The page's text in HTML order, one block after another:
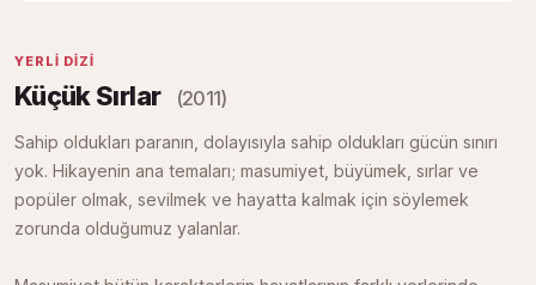
YERLI DIZI
Küçük Sırlar (2011)
Sahip oldukları paranın, dolayısıyla sahip oldukları gücün sınırı
yok. Hikayenin ana temaları; masumiyet, büyümek, sırlar ve
popüler olmak, sevilmek ve hayatta kalmak için söylemek
zorunda olduğumuz yalanlar.